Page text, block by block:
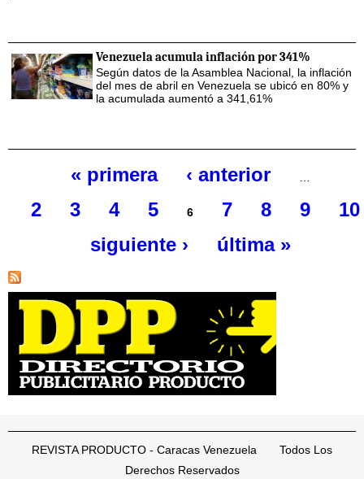
Venezuela acumula inflación por 341%
Según datos de la Asamblea Nacional, la inflación
del mes de abril en Venezuela se ubicó en 80% y
la acumulada aumentó a 341,61%
Páginas
« primera ‹ anterior …
2 3 4 5 6 7 8 9
10
siguiente ›
última »
REVISTA PRODUCTO - Caracas Venezuela Todos Los
Derechos Reservados